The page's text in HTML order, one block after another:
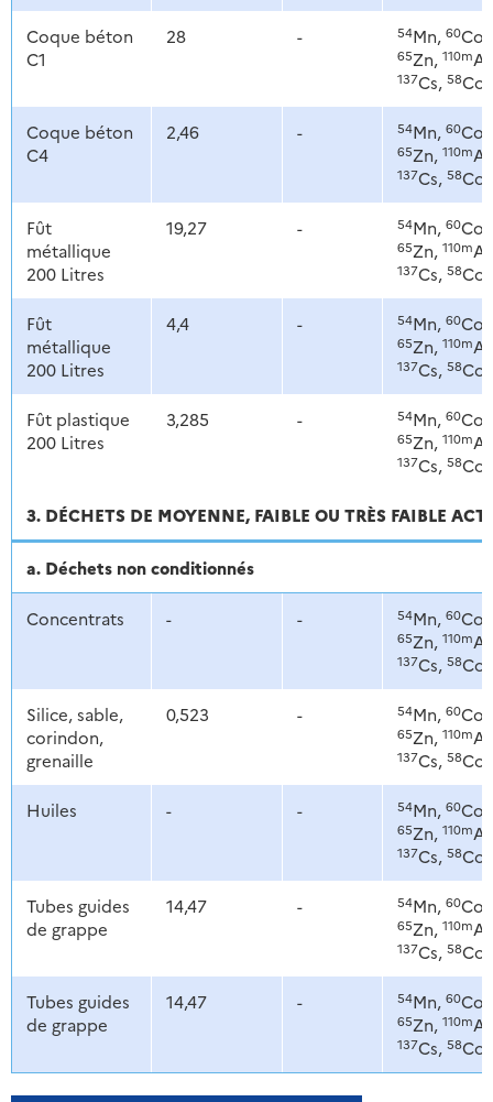
Coque béton
C1
28 - 54Mn, 60Co,
65Zn, 110m
137Cs, 58Co
Coque béton
C4
2,46 - 54Mn, 60Co,
65Zn, 110m
137Cs, 58Co
Fût
métallique
200 Litres
19,27 - 54Mn, 60Co,
65Zn, 110m
137Cs, 58Co
Fût
métallique
200 Litres
4,4 - 54Mn, 60Co,
65Zn, 110m
137Cs, 58Co
Fût plastique
200 Litres
3,285 - 54Mn, 60Co,
65Zn, 110m
137Cs, 58Co
3. DÉCHETS DE MOYENNE, FAIBLE OU TRÈS FAIBLE
a. Déchets non conditionnés
Concentrats - - 54Mn, 60Co,
65Zn, 110m
137Cs, 58Co
Silice, sable,
corindon,
grenaille
0,523 - 54Mn, 60Co,
65Zn, 110m
137Cs, 58Co
Huiles - - 54Mn, 60Co,
65Zn, 110m
137Cs, 58Co
Tubes guides
de grappe
14,47 - 54Mn, 60Co,
65Zn, 110m
137Cs, 58Co
Tubes guides
de grappe
14,47 - 54Mn, 60Co,
65Zn, 110m
137Cs, 58Co